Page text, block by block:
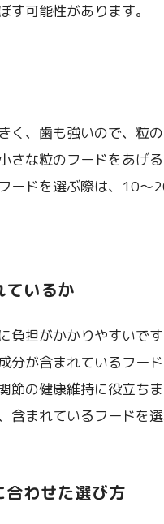
可能性があります。
く、歯も強いので、粒
さな粒のフードをあげ
ードを選ぶ際は、10〜
ているか
負担がかかりやすいで
分が含まれているフー
節の健康維持に役立ち
まれているフードを選
わせた選び方